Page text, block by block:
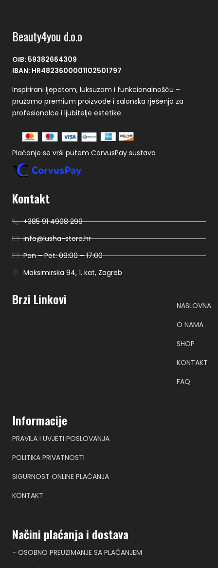
Beauty4you d.o.o
OIB: 59382664309
IBAN: HR4823600001102501797
Inspirirani ljepotom, luksuzom i funkcionalnošću –
pružamo premium proizvode i salonska rješenja za
profesionalce i ljubitelje estetike.
Plaćanje se vrši putem CorvusPay sustava
Kontakt
+385 91 4908 299
info@lusha-store.hr
Pon – Pet: 09:00 – 17:00
Maksimirska 94, 1. kat, Zagreb
Brzi Linkovi
NASLOVNA
O NAMA
SHOP
KONTAKT
FAQ
Informacije
PRAVILA I UVJETI POSLOVANJA
POLITIKA PRIVATNOSTI
SIGURNOST ONLINE PLAĆANJA
KONTAKT
Načini plaćanja i dostava
- OSOBNO PREUZIMANJE SA PLAĆANJEM